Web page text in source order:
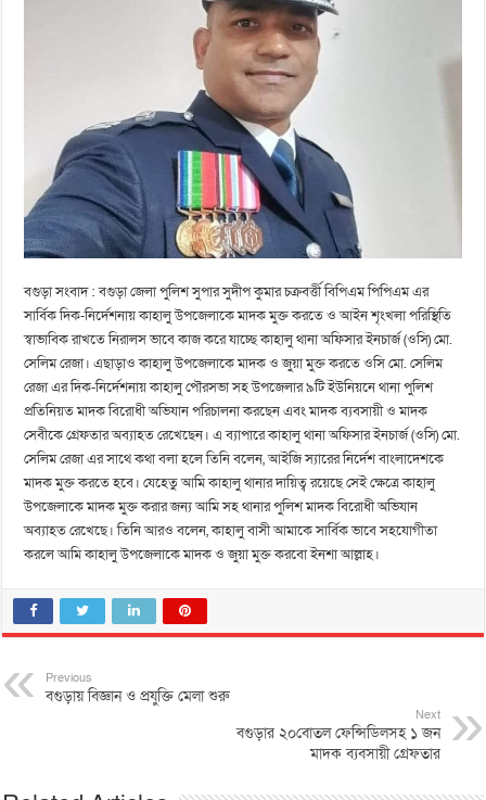
বগুড়া সংবাদ : বগুড়া জেলা পুলিশ সুপার সুদীপ কুমার চক্রবর্ত্তী বিপিএম পিপিএম এর
সার্বিক দিক-নির্দেশনায় কাহালু উপজেলাকে মাদক মুক্ত করতে ও আইন শৃংখলা পরিস্থিতি
স্বাভাবিক রাখতে নিরালস ভাবে কাজ করে যাচ্ছে কাহালু থানা অফিসার ইনচার্জ (ওসি) মো.
সেলিম রেজা। এছাড়াও কাহালু উপজেলাকে মাদক ও জুয়া মুক্ত করতে ওসি মো. সেলিম
রেজা এর দিক-নির্দেশনায় কাহালু পৌরসভা সহ উপজেলার ৯টি ইউনিয়নে থানা পুলিশ
প্রতিনিয়ত মাদক বিরোধী অভিযান পরিচালনা করছেন এবং মাদক ব্যবসায়ী ও মাদক
সেবীকে গ্রেফতার অব্যাহত রেখেছেন। এ ব্যাপারে কাহালু থানা অফিসার ইনচার্জ (ওসি) মো.
সেলিম রেজা এর সাথে কথা বলা হলে তিনি বলেন, আইজি স্যারের নির্দেশ বাংলাদেশকে
মাদক মুক্ত করতে হবে। যেহেতু আমি কাহালু থানার দায়িত্ব রয়েছে সেই ক্ষেত্রে কাহালু
উপজেলাকে মাদক মুক্ত করার জন্য আমি সহ থানার পুলিশ মাদক বিরোধী অভিযান
অব্যাহত রেখেছে। তিনি আরও বলেন, কাহালু বাসী আমাকে সার্বিক ভাবে সহযোগীতা
করলে আমি কাহালু উপজেলাকে মাদক ও জুয়া মুক্ত করবো ইনশা আল্লাহ।
Previous
বগুড়ায় বিজ্ঞান ও প্রযুক্তি মেলা শুরু
Next
বগুড়ার ২০বোতল ফেন্সিডিলসহ ১ জন
মাদক ব্যবসায়ী গ্রেফতার